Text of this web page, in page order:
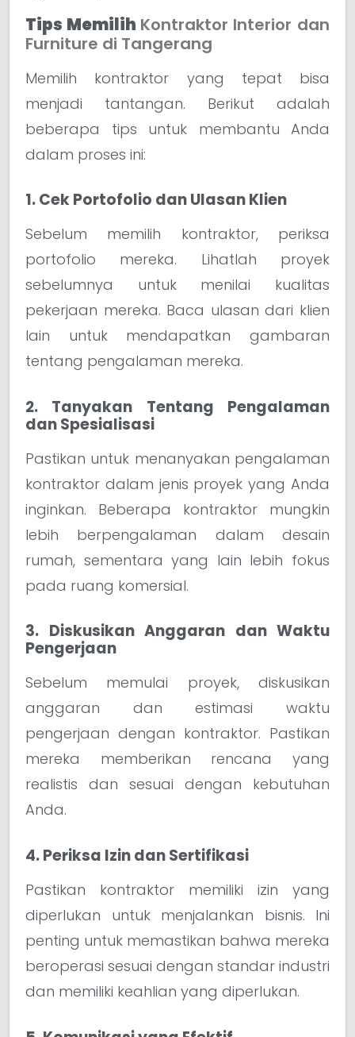
Tips Memilih Kontraktor Interior dan
Furniture di Tangerang
Memilih kontraktor yang tepat bisa
menjadi tantangan. Berikut adalah
beberapa tips untuk membantu Anda
dalam proses ini:
1. Cek Portofolio dan Ulasan Klien
Sebelum memilih kontraktor, periksa
portofolio mereka. Lihatlah proyek
sebelumnya untuk menilai kualitas
pekerjaan mereka. Baca ulasan dari klien
lain untuk mendapatkan gambaran
tentang pengalaman mereka.
2. Tanyakan Tentang Pengalaman
dan Spesialisasi
Pastikan untuk menanyakan pengalaman
kontraktor dalam jenis proyek yang Anda
inginkan. Beberapa kontraktor mungkin
lebih berpengalaman dalam desain
rumah, sementara yang lain lebih fokus
pada ruang komersial.
3. Diskusikan Anggaran dan Waktu
Pengerjaan
Sebelum memulai proyek, diskusikan
anggaran dan estimasi waktu
pengerjaan dengan kontraktor. Pastikan
mereka memberikan rencana yang
realistis dan sesuai dengan kebutuhan
Anda.
4. Periksa Izin dan Sertifikasi
Pastikan kontraktor memiliki izin yang
diperlukan untuk menjalankan bisnis. Ini
penting untuk memastikan bahwa mereka
beroperasi sesuai dengan standar industri
dan memiliki keahlian yang diperlukan.